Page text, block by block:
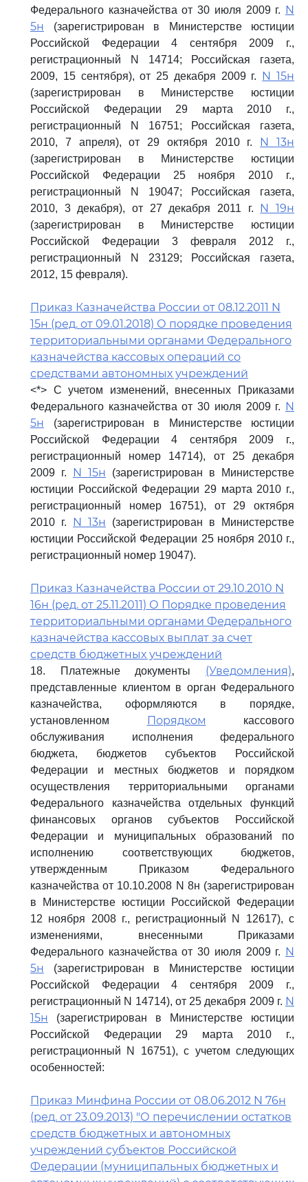
Федерального казначейства от 30 июля 2009 г. N
5н (зарегистрирован в Министерстве юстиции
Российской Федерации 4 сентября 2009 г.,
регистрационный N 14714; Российская газета,
2009, 15 сентября), от 25 декабря 2009 г. N 15н
(зарегистрирован в Министерстве юстиции
Российской Федерации 29 марта 2010 г.,
регистрационный N 16751; Российская газета,
2010, 7 апреля), от 29 октября 2010 г. N 13н
(зарегистрирован в Министерстве юстиции
Российской Федерации 25 ноября 2010 г.,
регистрационный N 19047; Российская газета,
2010, 3 декабря), от 27 декабря 2011 г. N 19н
(зарегистрирован в Министерстве юстиции
Российской Федерации 3 февраля 2012 г.,
регистрационный N 23129; Российская газета,
2012, 15 февраля).
Приказ Казначейства России от 08.12.2011 N
15н (ред. от 09.01.2018) О порядке проведения
территориальными органами Федерального
казначейства кассовых операций со
средствами автономных учреждений
<*> С учетом изменений, внесенных Приказами
Федерального казначейства от 30 июля 2009 г. N
5н (зарегистрирован в Министерстве юстиции
Российской Федерации 4 сентября 2009 г.,
регистрационный номер 14714), от 25 декабря
2009 г. N 15н (зарегистрирован в Министерстве
юстиции Российской Федерации 29 марта 2010 г.,
регистрационный номер 16751), от 29 октября
2010 г. N 13н (зарегистрирован в Министерстве
юстиции Российской Федерации 25 ноября 2010 г.,
регистрационный номер 19047).
Приказ Казначейства России от 29.10.2010 N
16н (ред. от 25.11.2011) О Порядке проведения
территориальными органами Федерального
казначейства кассовых выплат за счет
средств бюджетных учреждений
18. Платежные документы (Уведомления),
представленные клиентом в орган Федерального
казначейства, оформляются в порядке,
установленном
Порядком кассового
обслуживания исполнения федерального
бюджета, бюджетов субъектов Российской
Федерации и местных бюджетов и порядком
осуществления территориальными органами
Федерального казначейства отдельных функций
финансовых органов субъектов Российской
Федерации и муниципальных образований по
исполнению соответствующих бюджетов,
утвержденным Приказом Федерального
казначейства от 10.10.2008 N 8н (зарегистрирован
в Министерстве юстиции Российской Федерации
12 ноября 2008 г., регистрационный N 12617), с
изменениями, внесенными Приказами
Федерального казначейства от 30 июля 2009 г. N
5н (зарегистрирован в Министерстве юстиции
Российской Федерации 4 сентября 2009 г.,
регистрационный N 14714), от 25 декабря 2009 г. N
15н (зарегистрирован в Министерстве юстиции
Российской Федерации 29 марта 2010 г.,
регистрационный N 16751), с учетом следующих
особенностей:
Приказ Минфина России от 08.06.2012 N 76н
(ред. от 23.09.2013) "О перечислении остатков
средств бюджетных и автономных
учреждений субъектов Российской
Федерации (муниципальных бюджетных и